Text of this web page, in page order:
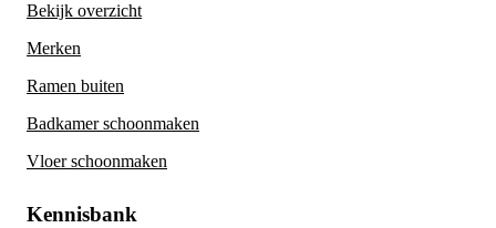
Bekijk overzicht
Merken
Ramen buiten
Badkamer schoonmaken
Vloer schoonmaken
Kennisbank